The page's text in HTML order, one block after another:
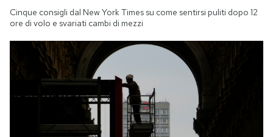
Cinque consigli dal New York Times su come sentirsi puliti dopo 12
ore di volo e svariati cambi di mezzi